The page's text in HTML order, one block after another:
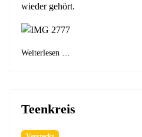
wieder gehört.
Weiterlesen …
Teenkreis